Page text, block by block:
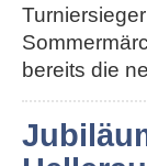
bereits die